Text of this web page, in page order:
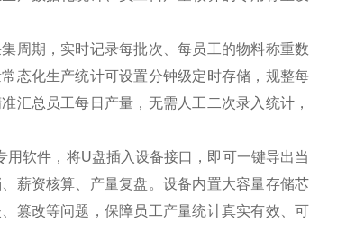
周期，实时记录每批次、每员工的物料称重数
态化生产统计可设置分钟级定时存储，规整每
汇总员工每日产量，无需人工二次录入统计，
软件，将U盘插入设备接口，即可一键导出当
薪资核算、产量复盘。设备内置大容量存储芯
篡改等问题，保障员工产量统计真实有效、可